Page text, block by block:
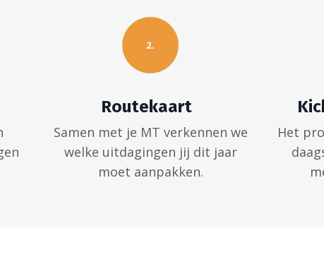
Routekaart
Samen met je MT verkennen we
welke uitdagingen jij dit jaar
moet aanpakken.
Het